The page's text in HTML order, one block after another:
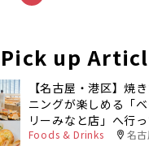
Pick up
【名古屋・港区】焼
ニングが楽しめる「
リーみなと店」へ行
Foods & Drinks 名